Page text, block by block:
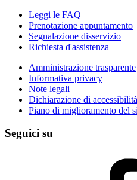
Leggi le FAQ
Prenotazione appuntamento
Segnalazione disservizio
Richiesta d'assistenza
Amministrazione trasparente
Informativa privacy
Note legali
Dichiarazione di accessibilità
Piano di miglioramento del
Seguici su